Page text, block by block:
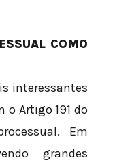
COMO
interessantes
o Artigo 191 do
Em
grandes